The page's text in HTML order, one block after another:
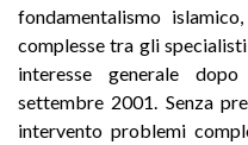
fondamentalismo
complesse tra gli
interesse generale
settembre 2001. Senza
intervento problemi